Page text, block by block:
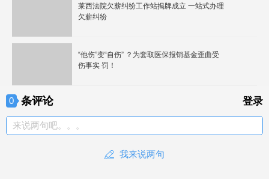
莱西法院欠薪纠纷工作站揭牌成立 一站式办理
欠薪纠纷
“他伤”变“自伤” ？为套取医保报销基金歪曲受
伤事实 罚！
0 条评论 登录
来说两句吧。。。
我来说两句